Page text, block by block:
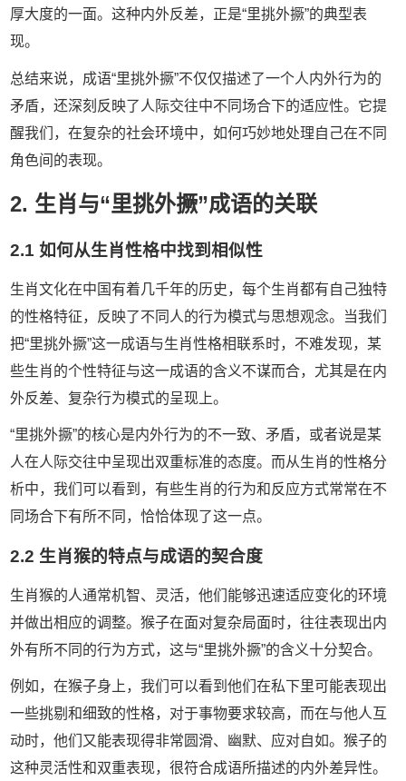
厚大度的一面。这种内外反差，正是“里挑外撅”的典型表
现。
总结来说，成语“里挑外撅”不仅仅描述了一个人内外行为的
矛盾，还深刻反映了人际交往中不同场合下的适应性。它提
醒我们，在复杂的社会环境中，如何巧妙地处理自己在不同
角色间的表现。
2. 生肖与“里挑外撅”成语的关联
2.1 如何从生肖性格中找到相似性
生肖文化在中国有着几千年的历史，每个生肖都有自己独特
的性格特征，反映了不同人的行为模式与思想观念。当我们
把“里挑外撅”这一成语与生肖性格相联系时，不难发现，某
些生肖的个性特征与这一成语的含义不谋而合，尤其是在内
外反差、复杂行为模式的呈现上。
“里挑外撅”的核心是内外行为的不一致、矛盾，或者说是某
人在人际交往中呈现出双重标准的态度。而从生肖的性格分
析中，我们可以看到，有些生肖的行为和反应方式常常在不
同场合下有所不同，恰恰体现了这一点。
2.2 生肖猴的特点与成语的契合度
生肖猴的人通常机智、灵活，他们能够迅速适应变化的环境
并做出相应的调整。猴子在面对复杂局面时，往往表现出内
外有所不同的行为方式，这与“里挑外撅”的含义十分契合。
例如，在猴子身上，我们可以看到他们在私下里可能表现出
一些挑剔和细致的性格，对于事物要求较高，而在与他人互
动时，他们又能表现得非常圆滑、幽默、应对自如。猴子的
这种灵活性和双重表现，很符合成语所描述的内外差异性。